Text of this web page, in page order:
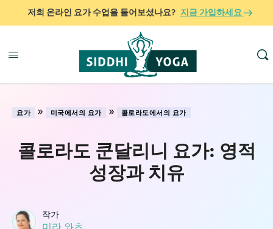
저희 온라인 요가 수업을 들어보셨나요? 지금 가입하세요
요가 » 미국에서의 요가 » 콜로라도에서의 요가
콜로라도 쿤달리니 요가: 영적
성장과 치유
작가